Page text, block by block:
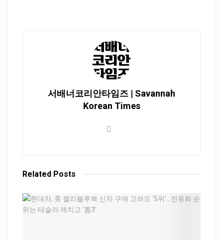
서배너코리안타임즈 | Savannah
Korean Times
Related Posts